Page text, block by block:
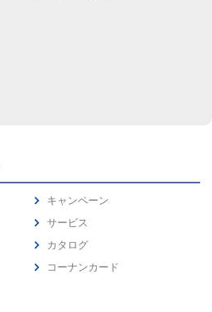
キャンペーン
サービス
カタログ
コーナンカード